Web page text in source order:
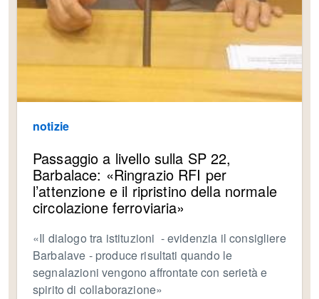
notizie
Passaggio a livello sulla SP 22,
Barbalace: «Ringrazio RFI per
l’attenzione e il ripristino della normale
circolazione ferroviaria»
«Il dialogo tra istituzioni - evidenzia il consigliere
Barbalave - produce risultati quando le
segnalazioni vengono affrontate con serietà e
spirito di collaborazione»